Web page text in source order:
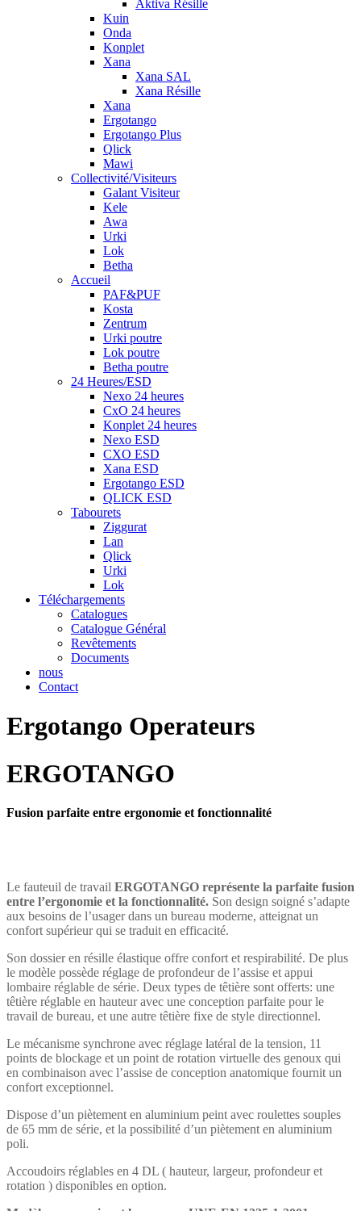
Aktiva Résille
Kuin
Onda
Konplet
Xana
Xana SAL
Xana Résille
Xana
Ergotango
Ergotango Plus
Qlick
Mawi
Collectivité/Visiteurs
Galant Visiteur
Kele
Awa
Urki
Lok
Betha
Accueil
PAF&PUF
Kosta
Zentrum
Urki poutre
Lok poutre
Betha poutre
24 Heures/ESD
Nexo 24 heures
CxO 24 heures
Konplet 24 heures
Nexo ESD
CXO ESD
Xana ESD
Ergotango ESD
QLICK ESD
Tabourets
Ziggurat
Lan
Qlick
Urki
Lok
Téléchargements
Catalogues
Catalogue Général
Revêtements
Documents
nous
Contact
Ergotango Operateurs
ERGOTANGO
Fusion parfaite entre ergonomie et fonctionnalité
Le fauteuil de travail ERGOTANGO représente la parfaite fusion
entre l’ergonomie et la fonctionnalité. Son design soigné s’adapte
aux besoins de l’usager dans un bureau moderne, atteignat un
confort supérieur qui se traduit en efficacité.
Son dossier en résille élastique offre confort et respirabilité. De plus
le modèle possède réglage de profondeur de l’assise et appui
lombaire réglable de série. Deux types de têtière sont offerts: une
têtière réglable en hauteur avec une conception parfaite pour le
travail de bureau, et une autre têtière fixe de style directionnel.
Le mécanisme synchrone avec réglage latéral de la tension, 11
points de blockage et un point de rotation virtuelle des genoux qui
en combinaison avec l’assise de conception anatomique fournit un
confort exceptionnel.
Dispose d’un piètement en aluminium peint avec roulettes souples
de 65 mm de série, et la possibilité d’un piètement en aluminium
poli.
Accoudoirs réglables en 4 DL ( hauteur, largeur, profondeur et
rotation ) disponibles en option.